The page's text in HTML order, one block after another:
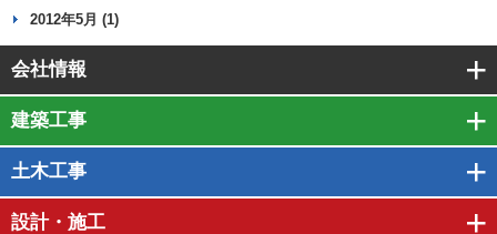
2012年5月 (1)
会社情報
建築工事
土木工事
設計・施工